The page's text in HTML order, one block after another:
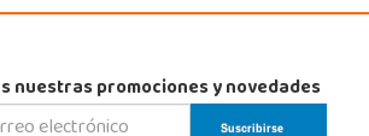
nuestras promociones y novedades